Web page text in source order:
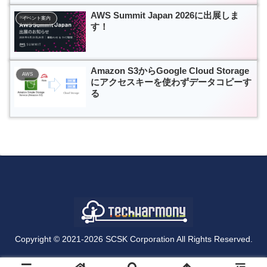
イベント案内
AWS Summit Japan 2026に出展しま
す！
AWS
Amazon S3からGoogle Cloud Storage
にアクセスキーを使わずデータコピーす
る
Copyright © 2021-2026 SCSK Corporation All Rights Reserved.